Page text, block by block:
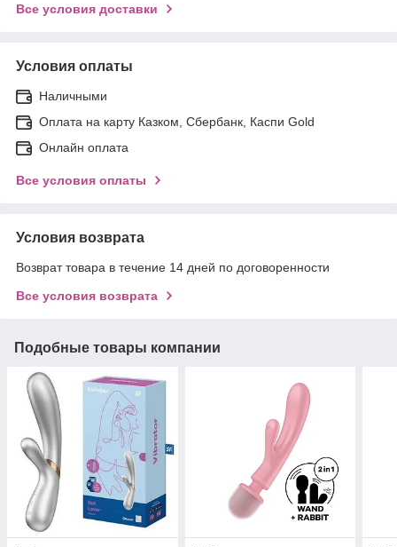
Все условия доставки
Условия оплаты
Наличными
Оплата на карту Казком, Сбербанк, Каспи Gold
Онлайн оплата
Все условия оплаты
Условия возврата
Возврат товара в течение 14 дней по договоренности
Все условия возврата
Подобные товары компании